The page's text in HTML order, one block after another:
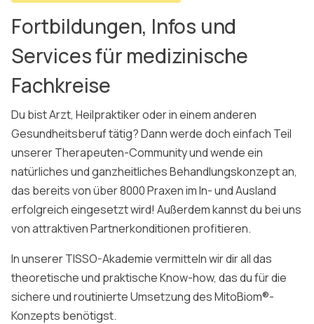
Fortbildungen, Infos und
Services für medizinische
Fachkreise
Du bist Arzt, Heilpraktiker oder in einem anderen
Gesundheitsberuf tätig? Dann werde doch einfach Teil
unserer Therapeuten-Community und wende ein
natürliches und ganzheitliches Behandlungskonzept an,
das bereits von über 8000 Praxen im In- und Ausland
erfolgreich eingesetzt wird! Außerdem kannst du bei uns
von attraktiven Partnerkonditionen profitieren.
In unserer TISSO-Akademie vermitteln wir dir all das
theoretische und praktische Know-how, das du für die
sichere und routinierte Umsetzung des MitoBiom®-
Konzepts benötigst.